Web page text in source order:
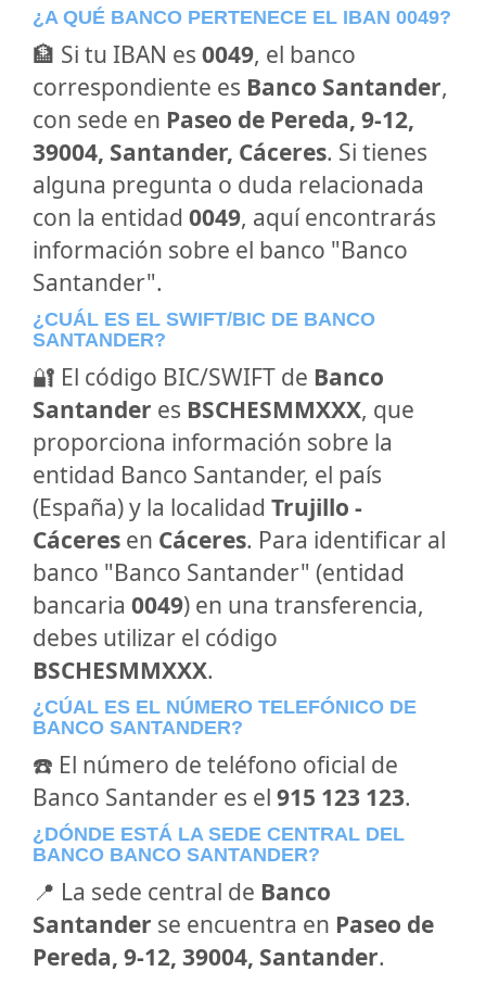
¿A QUÉ BANCO PERTENECE EL IBAN 0049?
🏦 Si tu IBAN es 0049, el banco
correspondiente es Banco Santander,
con sede en Paseo de Pereda, 9-12,
39004, Santander, Cáceres. Si tienes
alguna pregunta o duda relacionada
con la entidad 0049, aquí encontrarás
información sobre el banco "Banco
Santander".
¿CUÁL ES EL SWIFT/BIC DE BANCO
SANTANDER?
🔐 El código BIC/SWIFT de Banco
Santander es BSCHESMMXXX, que
proporciona información sobre la
entidad Banco Santander, el país
(España) y la localidad Trujillo -
Cáceres en Cáceres. Para identificar al
banco "Banco Santander" (entidad
bancaria 0049) en una transferencia,
debes utilizar el código
BSCHESMMXXX.
¿CÚAL ES EL NÚMERO TELEFÓNICO DE
BANCO SANTANDER?
☎️ El número de teléfono oficial de
Banco Santander es el 915 123 123.
¿DÓNDE ESTÁ LA SEDE CENTRAL DEL
BANCO BANCO SANTANDER?
📍 La sede central de Banco
Santander se encuentra en Paseo de
Pereda, 9-12, 39004, Santander.